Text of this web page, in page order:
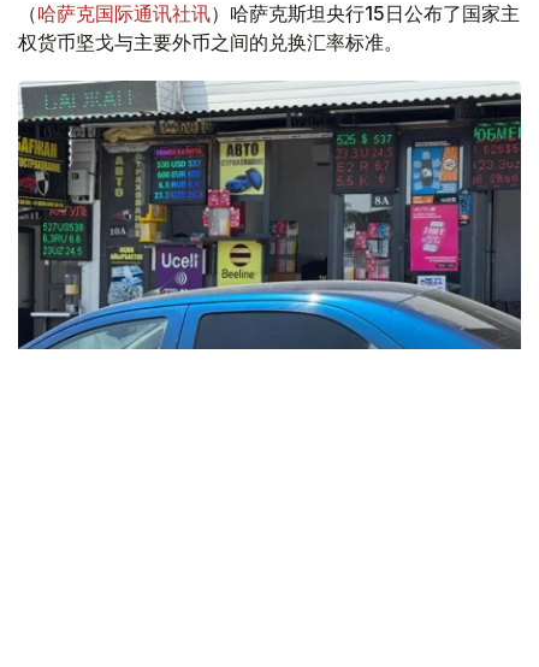
（哈萨克国际通讯社讯）哈萨克斯坦央行15日公布了国家主
权货币坚戈与主要外币之间的兑换汇率标准。